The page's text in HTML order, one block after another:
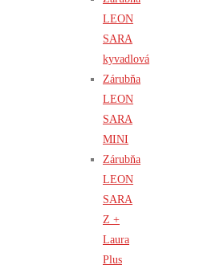
LEON
SARA
kyvadlová
Zárubňa
LEON
SARA
MINI
Zárubňa
LEON
SARA
Z +
Laura
Plus